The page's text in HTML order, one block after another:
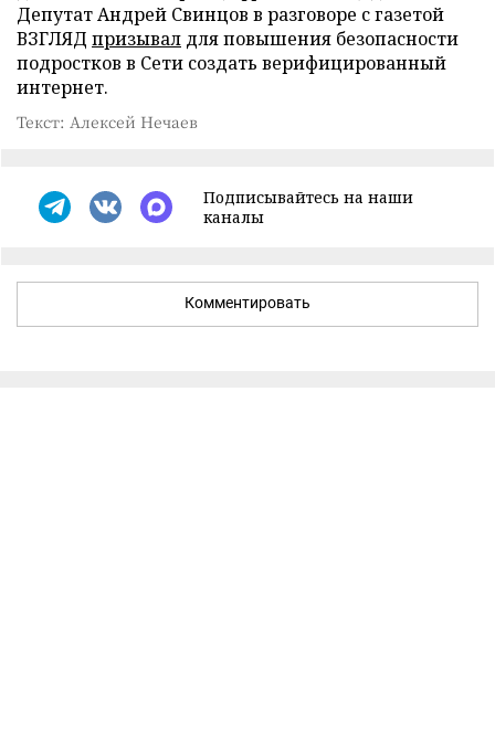
Депутат Андрей Свинцов в разговоре с газетой
ВЗГЛЯД призывал для повышения безопасности
подростков в Сети создать верифицированный
интернет.
Текст: Алексей Нечаев
Подписывайтесь на наши
каналы
Комментировать